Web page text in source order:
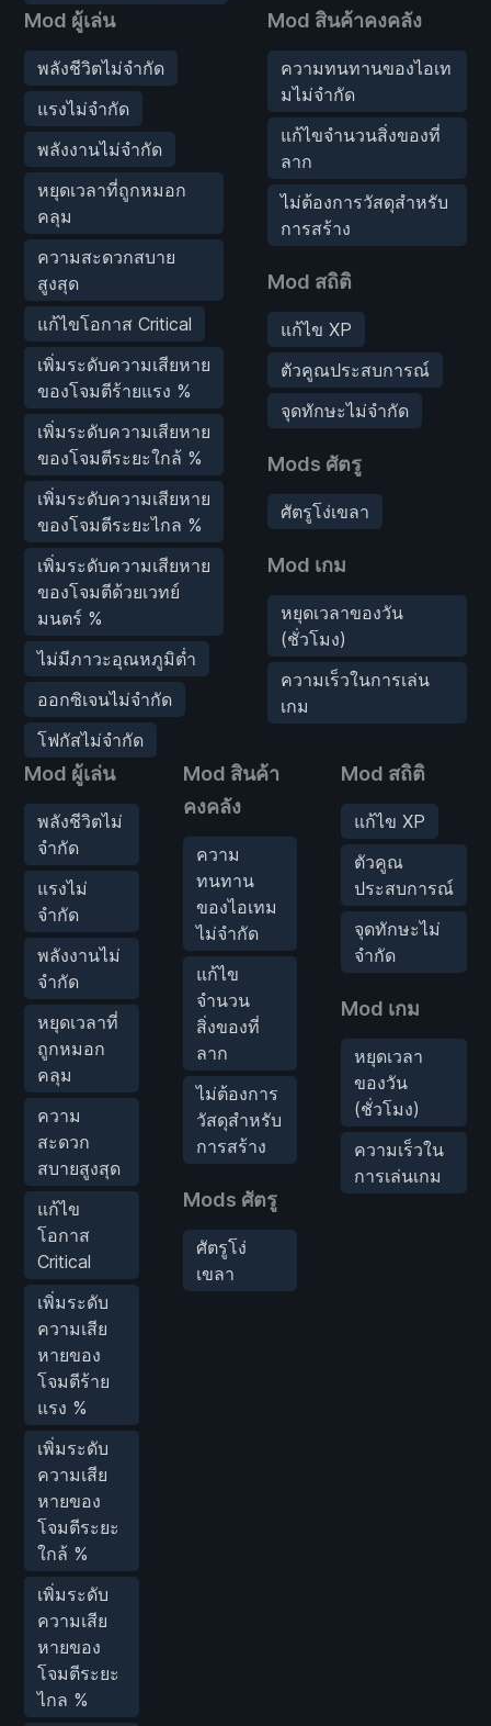
Mod ผู้เล่น
พลังชีวิตไม่จำกัด
แรงไม่จำกัด
พลังงานไม่จำกัด
หยุดเวลาที่ถูกหมอก
คลุม
ความสะดวกสบาย
สูงสุด
แก้ไขโอกาส Critical
เพิ่มระดับความเสียหาย
ของโจมตีร้ายแรง %
เพิ่มระดับความเสียหาย
ของโจมตีระยะใกล้ %
เพิ่มระดับความเสียหาย
ของโจมตีระยะไกล %
เพิ่มระดับความเสียหาย
ของโจมตีด้วยเวทย์
มนตร์ %
ไม่มีภาวะอุณหภูมิต่ำ
ออกซิเจนไม่จำกัด
โฟกัสไม่จำกัด
Mod สินค้าคงคลัง
ความทนทานของไอเท
มไม่จำกัด
แก้ไขจำนวนสิ่งของที่
ลาก
ไม่ต้องการวัสดุสำหรับ
การสร้าง
Mod สถิติ
แก้ไข XP
ตัวคูณประสบการณ์
จุดทักษะไม่จำกัด
Mods ศัตรู
ศัตรูโง่เขลา
Mod เกม
หยุดเวลาของวัน
(ชั่วโมง)
ความเร็วในการเล่น
เกม
Mod ผู้เล่น
พลังชีวิตไม่
จำกัด
แรงไม่
จำกัด
พลังงานไม่
จำกัด
หยุดเวลาที่
ถูกหมอก
คลุม
ความ
สะดวก
สบายสูงสุด
แก้ไข
โอกาส
Critical
เพิ่มระดับ
ความเสีย
หายของ
โจมตีร้าย
แรง %
เพิ่มระดับ
ความเสีย
หายของ
โจมตีระยะ
ใกล้ %
เพิ่มระดับ
ความเสีย
หายของ
โจมตีระยะ
ไกล %
Mod สินค้า
คงคลัง
ความ
ทนทาน
ของไอเทม
ไม่จำกัด
แก้ไข
จำนวน
สิ่งของที่
ลาก
ไม่ต้องการ
วัสดุสำหรับ
การสร้าง
Mods ศัตรู
ศัตรูโง่
เขลา
Mod สถิติ
แก้ไข XP
ตัวคูณ
ประสบการณ์
จุดทักษะไม่
จำกัด
Mod เกม
หยุดเวลา
ของวัน
(ชั่วโมง)
ความเร็วใน
การเล่นเกม